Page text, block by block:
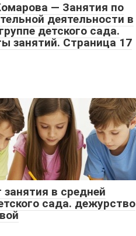
— Занятия по
деятельности в
детского сада.
занятий. Страница 17
занятия в средней
сада. дежурство